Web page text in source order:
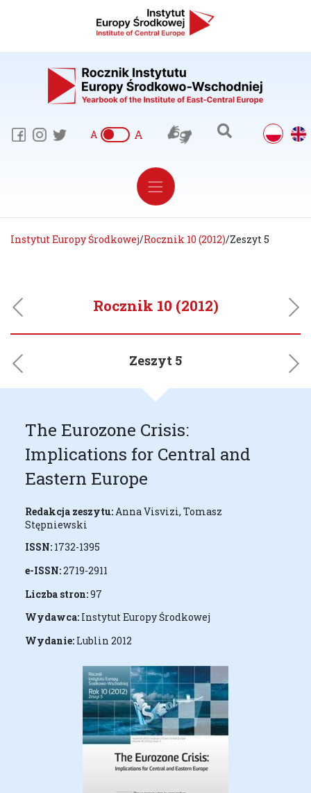
A A
Instytut Europy Środkowej/Rocznik 10 (2012)/Zeszyt 5
Previous
Rocznik 10 (2012)
Next
Previous
Zeszyt 5
Next
The Eurozone Crisis:
Implications for Central and
Eastern Europe
Redakcja zeszytu:Anna Visvizi, Tomasz
Stępniewski
ISSN: 1732-1395
e-ISSN:2719-2911
Liczba stron:97
Wydawca: Instytut Europy Środkowej
Wydanie: Lublin 2012